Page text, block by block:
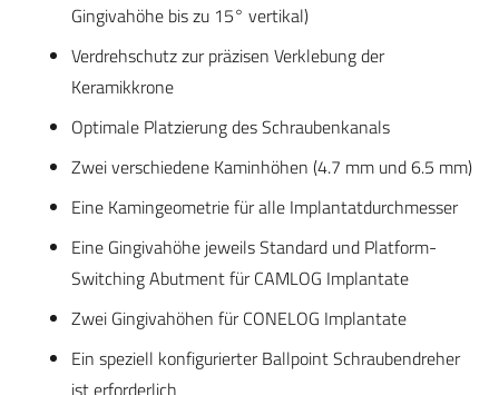
Gingivahöhe bis zu 15° vertikal)
Verdrehschutz zur präzisen Verklebung der
Keramikkrone
Optimale Platzierung des Schraubenkanals
Zwei verschiedene Kaminhöhen (4.7 mm und 6.5 mm)
Eine Kamingeometrie für alle Implantatdurchmesser
Eine Gingivahöhe jeweils Standard und Platform-
Switching Abutment für CAMLOG Implantate
Zwei Gingivahöhen für CONELOG Implantate
Ein speziell konfigurierter Ballpoint Schraubendreher
ist erforderlich